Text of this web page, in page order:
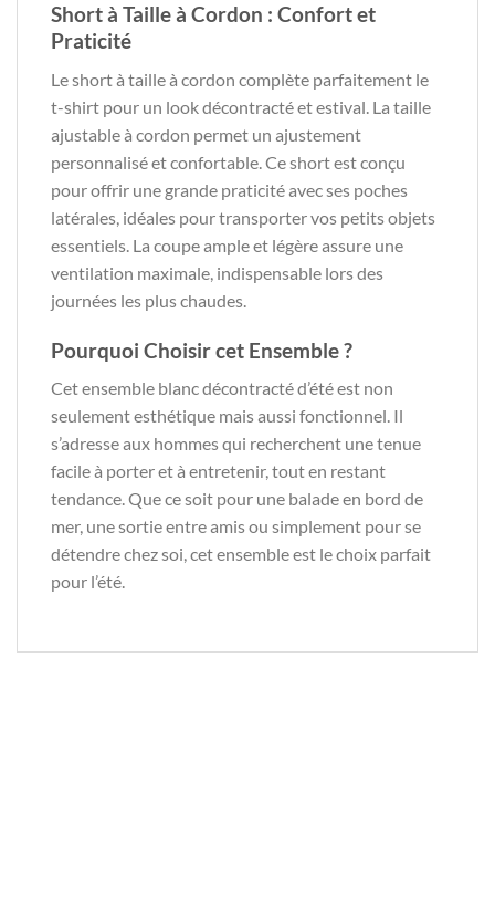
Short à Taille à Cordon : Confort et
Praticité
Le short à taille à cordon complète parfaitement le
t-shirt pour un look décontracté et estival. La taille
ajustable à cordon permet un ajustement
personnalisé et confortable. Ce short est conçu
pour offrir une grande praticité avec ses poches
latérales, idéales pour transporter vos petits objets
essentiels. La coupe ample et légère assure une
ventilation maximale, indispensable lors des
journées les plus chaudes.
Pourquoi Choisir cet Ensemble ?
Cet ensemble blanc décontracté d’été est non
seulement esthétique mais aussi fonctionnel. Il
s’adresse aux hommes qui recherchent une tenue
facile à porter et à entretenir, tout en restant
tendance. Que ce soit pour une balade en bord de
mer, une sortie entre amis ou simplement pour se
détendre chez soi, cet ensemble est le choix parfait
pour l’été.